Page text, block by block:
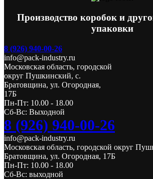
Производство коробок и
упаковки
8 (926) 940-00-26
info@pack-industry.ru
Московская область, городской
округ Пушкинский, с.
Братовщина, ул. Огородная,
17Б
Пн-Пт: 10.00 - 18.00
Сб-Вс: Выходной
8 (926) 940-00-26
info@pack-industry.ru
Московская область, городской округ
Братовщина, ул. Огородная, 17Б
Пн-Пт: 10.00 - 18.00
Сб-Вс: выходной